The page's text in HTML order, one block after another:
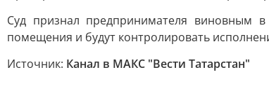
Суд признал предпринимателя виновным
помещения и будут контролировать
Источник: Канал в МАКС "Вести Татарстан"